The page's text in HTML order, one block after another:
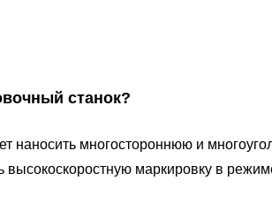
станок?
наносить многостороннюю и
высокоскоростную маркировку в